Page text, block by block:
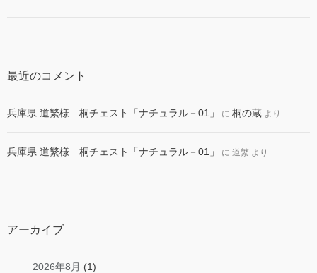
最近のコメント
兵庫県 道繁様 桐チェスト「ナチュラル－01」 に 桐の蔵 より
兵庫県 道繁様 桐チェスト「ナチュラル－01」 に 道繁 より
アーカイブ
2026年8月 (1)